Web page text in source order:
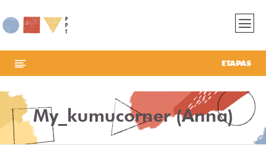
ETAPAS
My_kumucorner (Anna)